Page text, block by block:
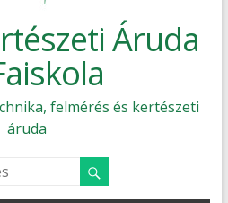
Áruda
felmérés és kertészeti
áruda